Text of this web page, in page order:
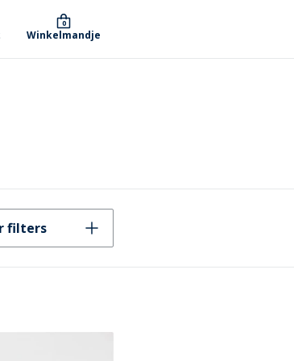
Winkelmandje
0
filters